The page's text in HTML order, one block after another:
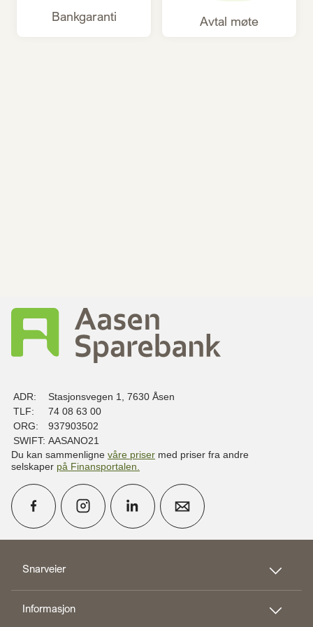
Bankgaranti Avtal møte
Snarveier
Informasjon
ADR:
Stasjonsvegen 1, 7630 Åsen
TLF:
74 08 63 00
ORG:
937903502
SWIFT: AASANO21
Du kan sammenligne våre priser med priser fra andre
selskaper på Finansportalen